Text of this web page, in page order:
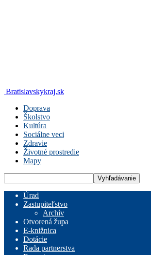
Bratislavskykraj.sk
Doprava
Školstvo
Kultúra
Sociálne veci
Zdravie
Životné prostredie
Mapy
Úrad
Zastupiteľstvo
Archív
Otvorená župa
E-knižnica
Dotácie
Rada partnerstva